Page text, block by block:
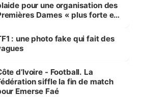
pour une organisation des
Dames « plus forte et
la scène internationale »
: une photo fake qui fait des
d’Ivoire - Football. La
siffle la fin de match
Emerse Faé